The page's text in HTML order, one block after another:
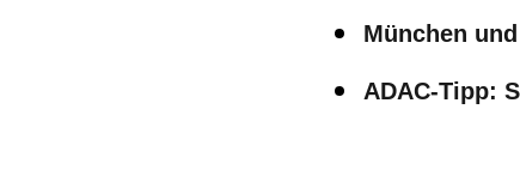
München
ADAC-Tipp: